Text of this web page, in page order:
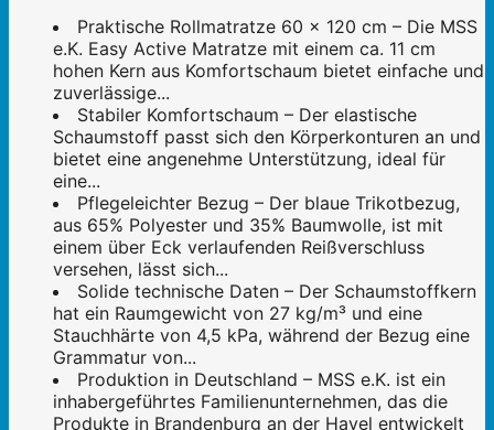
Praktische Rollmatratze 60 x 120 cm – Die MSS
e.K. Easy Active Matratze mit einem ca. 11 cm
hohen Kern aus Komfortschaum bietet einfache und
zuverlässige...
Stabiler Komfortschaum – Der elastische
Schaumstoff passt sich den Körperkonturen an und
bietet eine angenehme Unterstützung, ideal für
eine...
Pflegeleichter Bezug – Der blaue Trikotbezug,
aus 65% Polyester und 35% Baumwolle, ist mit
einem über Eck verlaufenden Reißverschluss
versehen, lässt sich...
Solide technische Daten – Der Schaumstoffkern
hat ein Raumgewicht von 27 kg/m³ und eine
Stauchhärte von 4,5 kPa, während der Bezug eine
Grammatur von...
Produktion in Deutschland – MSS e.K. ist ein
inhabergeführtes Familienunternehmen, das die
Produkte in Brandenburg an der Havel entwickelt